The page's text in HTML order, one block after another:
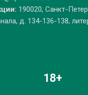
190020, Санкт-
д. 134-136-138,
18+